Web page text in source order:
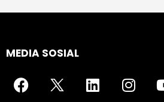
MEDIA SOSIAL